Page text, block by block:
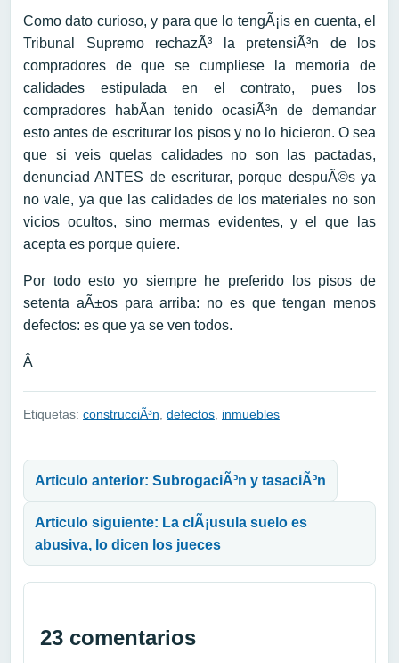
Como dato curioso, y para que lo tengÃ¡is en cuenta, el
Tribunal Supremo rechazÃ³ la pretensiÃ³n de los
compradores de que se cumpliese la memoria de
calidades estipulada en el contrato, pues los
compradores habÃ­an tenido ocasiÃ³n de demandar
esto antes de escriturar los pisos y no lo hicieron. O sea
que si veis quelas calidades no son las pactadas,
denunciad ANTES de escriturar, porque despuÃ©s ya
no vale, ya que las calidades de los materiales no son
vicios ocultos, sino mermas evidentes, y el que las
acepta es porque quiere.
Por todo esto yo siempre he preferido los pisos de
setenta aÃ±os para arriba: no es que tengan menos
defectos: es que ya se ven todos.
Â
Etiquetas: construcciÃ³n, defectos, inmuebles
Articulo anterior: SubrogaciÃ³n y tasaciÃ³n
Articulo siguiente: La clÃ¡usula suelo es
abusiva, lo dicen los jueces
23 comentarios